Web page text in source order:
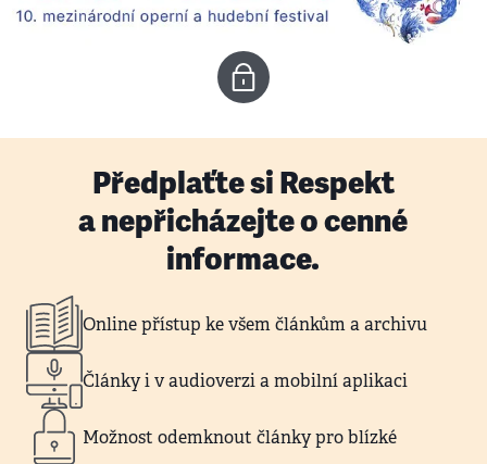
Předplaťte si Respekt
a nepřicházejte o cenné
informace.
Online přístup ke všem článkům a archivu
Články i v audioverzi a mobilní aplikaci
Možnost odemknout články pro blízké